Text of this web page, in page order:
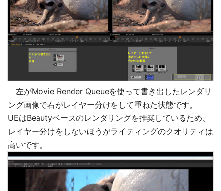
左がMovie Render Queueを使って書き出したレンダリ
ング画像で右がレイヤー分けをして重ねた状態です。
UEはBeautyベースのレンダリングを推奨しているため、
レイヤー分けをしないほうがライティングのクオリティは
高いです。